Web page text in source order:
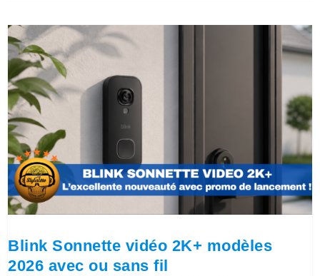
Blink Sonnette vidéo 2K+ modèles
2026 avec ou sans fil